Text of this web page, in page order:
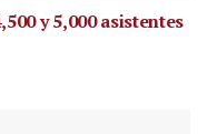
y 5,000 asistentes